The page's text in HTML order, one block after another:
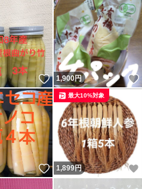
いいね！
1,900円
いいね！
1,899円
最大10%対象